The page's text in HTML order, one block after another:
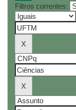
Filtros correntes: